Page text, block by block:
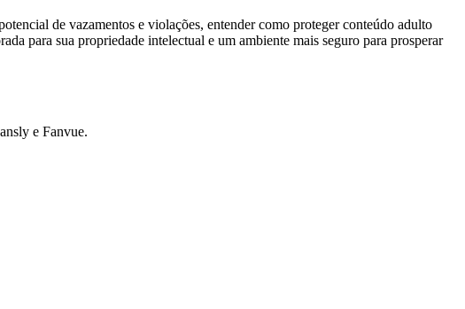
de vazamentos e violações, entender como proteger conteúdo adulto
para sua propriedade intelectual e um ambiente mais seguro para prosperar
e Fanvue.